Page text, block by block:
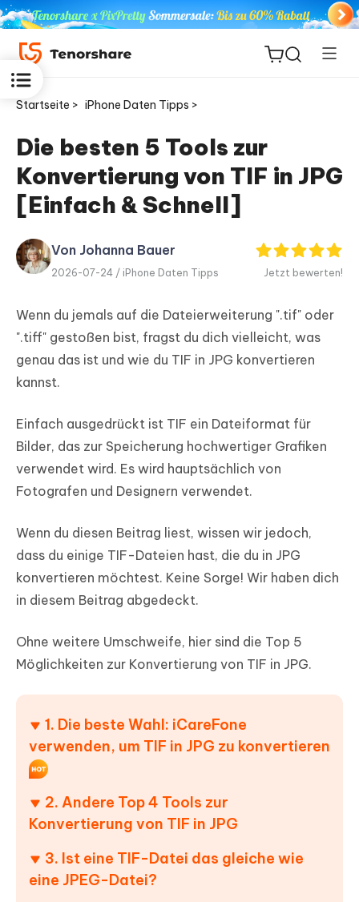
ReiBoot
for iOS
PDNob
PDF
Editor
Neu
iAnyGo
Startseite > iPhone Daten Tipps >
Die besten 5 Tools zur
Konvertierung von TIF in JPG
[Einfach & Schnell]
Von Johanna Bauer
2026-07-24 / iPhone Daten Tipps Jetzt bewerten!
Wenn du jemals auf die Dateierweiterung ".tif" oder
".tiff" gestoßen bist, fragst du dich vielleicht, was
genau das ist und wie du TIF in JPG konvertieren
kannst.
Einfach ausgedrückt ist TIF ein Dateiformat für
Bilder, das zur Speicherung hochwertiger Grafiken
verwendet wird. Es wird hauptsächlich von
Fotografen und Designern verwendet.
Wenn du diesen Beitrag liest, wissen wir jedoch,
dass du einige TIF-Dateien hast, die du in JPG
konvertieren möchtest. Keine Sorge! Wir haben dich
in diesem Beitrag abgedeckt.
Ohne weitere Umschweife, hier sind die Top 5
Möglichkeiten zur Konvertierung von TIF in JPG.
1. Die beste Wahl: iCareFone
verwenden, um TIF in JPG zu konvertieren
2. Andere Top 4 Tools zur
Konvertierung von TIF in JPG
3. Ist eine TIF-Datei das gleiche wie
eine JPEG-Datei?